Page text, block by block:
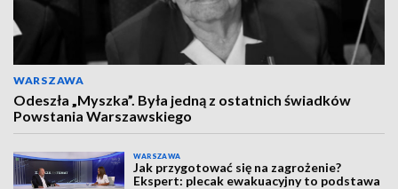
WARSZAWA
Odeszła „Myszka”. Była jedną z ostatnich świadków
Powstania Warszawskiego
WARSZAWA
Jak przygotować się na zagrożenie?
Ekspert: plecak ewakuacyjny to podstawa